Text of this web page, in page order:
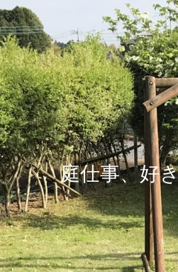
庭仕事、好